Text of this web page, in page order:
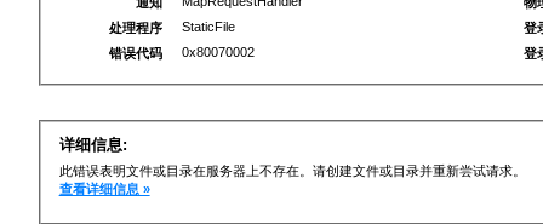
处理程序
StaticFile
错误代码
0x80070002
登
登
详细信息:
此错误表明文件或目录在服务器上不存在。请创建文件或目录并重新尝试请求。
查看详细信息 »